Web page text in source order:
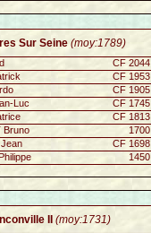
Sur Seine (moy:1789)
CF 2044
CF 1953
CF 1905
Luc
CF 1745
CF 1813
Bruno
1700
Jean
CF 1698
1450
II (moy:1731)